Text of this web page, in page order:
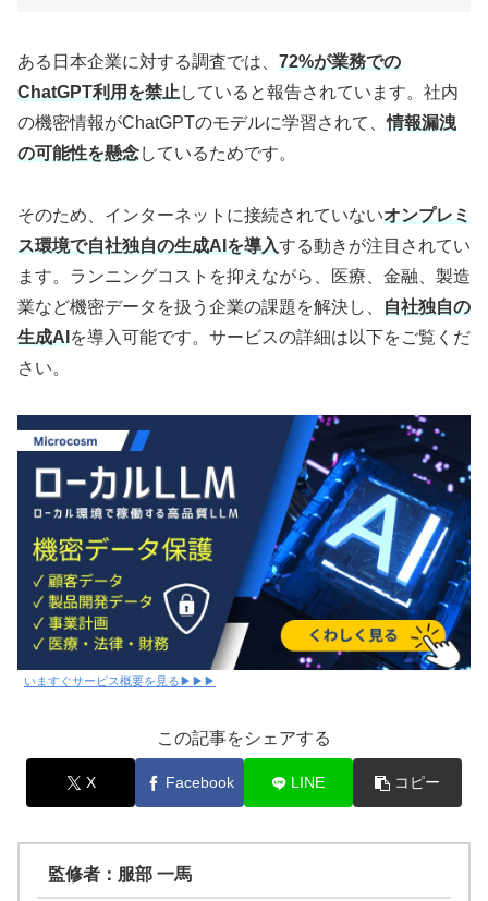
ある日本企業に対する調査では、 72%が業務での
ChatGPT利用を禁止 していると報告されています。社内
の機密情報がChatGPTのモデルに学習されて、情報漏洩
の可能性を懸念しているためです。
そのため、インターネットに接続されていないオンプレミ
ス環境で自社独自の生成AIを導入する動きが注目されてい
ます。ランニングコストを抑えながら、医療、金融、製造
業など機密データを扱う企業の課題を解決し、
自社独自の
生成AI を導入可能です。サービスの詳細は以下をご覧くだ
さい。
いますぐサービス概要を見る▶▶▶
この記事をシェアする
X Facebook LINE コピー
監修者：服部 一馬